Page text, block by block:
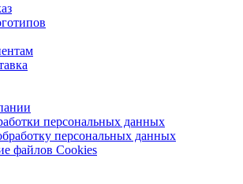
персональных данных
персональных данных
файлов Cookies